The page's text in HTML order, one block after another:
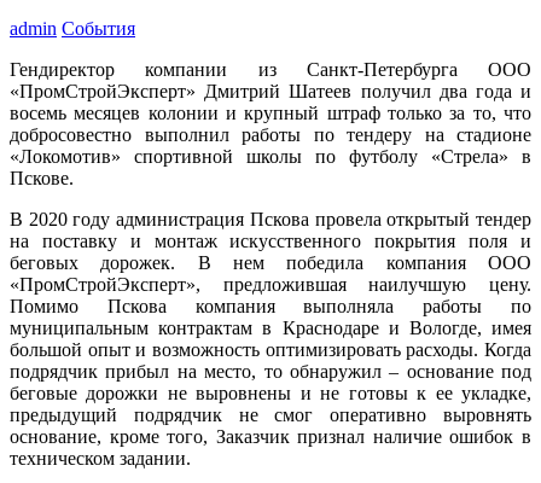
admin События
Гендиректор компании из Санкт-Петербурга ООО
«ПромСтройЭксперт» Дмитрий Шатеев получил два года и
восемь месяцев колонии и крупный штраф только за то, что
добросовестно выполнил работы по тендеру на стадионе
«Локомотив» спортивной школы по футболу «Стрела» в
Пскове.
В 2020 году администрация Пскова провела открытый тендер
на поставку и монтаж искусственного покрытия поля и
беговых дорожек. В нем победила компания ООО
«ПромСтройЭксперт», предложившая наилучшую цену.
Помимо Пскова компания выполняла работы по
муниципальным контрактам в Краснодаре и Вологде, имея
большой опыт и возможность оптимизировать расходы. Когда
подрядчик прибыл на место, то обнаружил – основание под
беговые дорожки не выровнены и не готовы к ее укладке,
предыдущий подрядчик не смог оперативно выровнять
основание, кроме того, Заказчик признал наличие ошибок в
техническом задании.